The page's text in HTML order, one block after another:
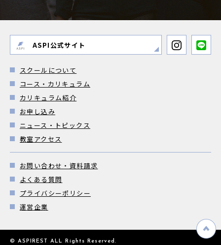
ASPI公式サイト
スクールについて
コース・カリキュラム
カリキュラム紹介
お申し込み
ニュース・トピックス
教室アクセス
お問い合わせ・資料請求
よくある質問
プライバシーポリシー
運営企業
© ASPIREST ALL Rights Reserved.